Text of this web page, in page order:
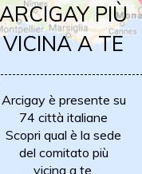
ARCIGAY PIÙ
VICINA A TE
Arcigay è presente su
74 città italiane
Scopri qual è la sede
del comitato più
vicina a te.